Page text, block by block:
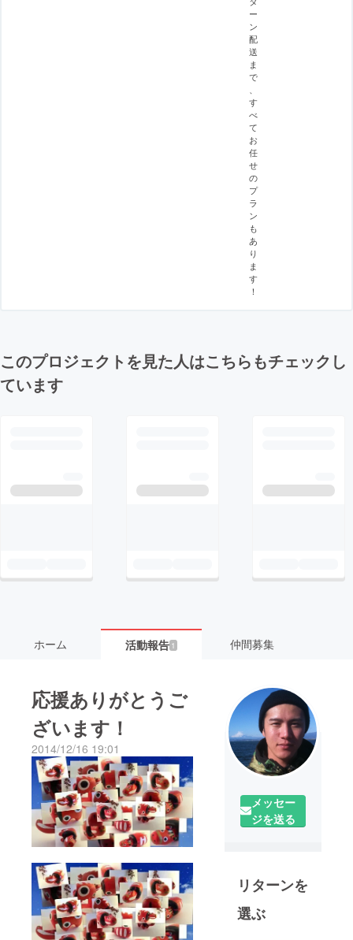
ー
ン
配
送
ま
で
す
べ
て
お
任
せ
の
プ
ラ
ン
も
あ
り
ま
す
！
このプロジェクトを見た人はこちらもチェックし
ています
ホーム 活動報告 1 仲間募集
応援ありがとうご
ざいます！
2014/12/16 19:01
メッセー
ジを送る
リターンを
選ぶ